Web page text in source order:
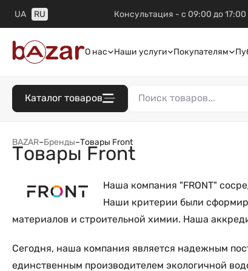
UA RU Консультация - с 09:00 до 17:00
О нас Наши услуги Покупателям
Каталог товаров
BAZAR–Бренды–Товары Front
Товары Front
Наша компания "FRONT"
Наши критерии были
материалов и строительной химии. Наша
Сегодня, наша компания является надежным
единственным производителем экологичной